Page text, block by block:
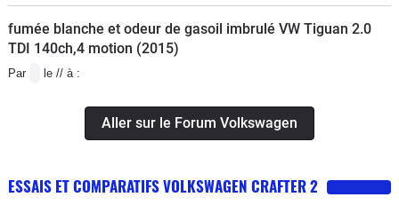
fumée blanche et odeur de gasoil imbrulé VW Tiguan 2.0
TDI 140ch,4 motion (2015)
Par le // à :
Aller sur le Forum Volkswagen
ESSAIS ET COMPARATIFS VOLKSWAGEN CRAFTER 2